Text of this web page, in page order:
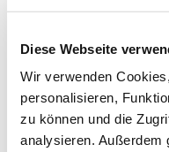
Diese Webseite
Wir verwenden
personalisieren,
zu können und die
analysieren. Außerdem
Waldweg,